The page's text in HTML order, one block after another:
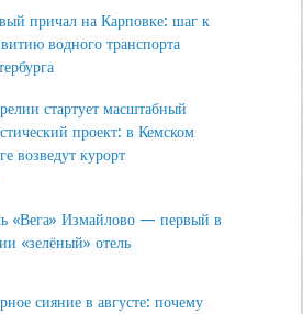
причал на Карповке: шаг к
водного транспорта
стартует масштабный
проект: в Кемском
возведут курорт
«Вега» Измайлово — первый в
«зелёный» отель
сияние в августе: почему